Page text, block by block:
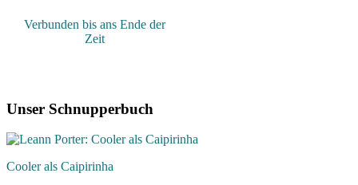
Verbunden bis ans Ende der
Zeit
Unser Schnupperbuch
Cooler als Caipirinha